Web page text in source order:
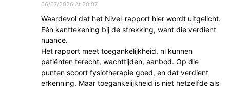
06/07/2026 At 20:07
Waardevol dat het Nivel-rapport hier wordt uitgelicht.
Eén kanttekening bij de strekking, want die verdient
nuance.
Het rapport meet toegankelijkheid, nl kunnen
patiënten terecht, wachttijden, aanbod. Op die
punten scoort fysiotherapie goed, en dat verdient
erkenning. Maar toegankelijkheid is niet hetzelfde als